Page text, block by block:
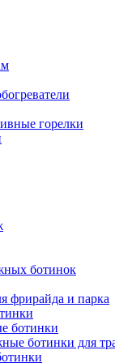
горелки
ботинок
фрирайда и парка
ботинки
ботинки для